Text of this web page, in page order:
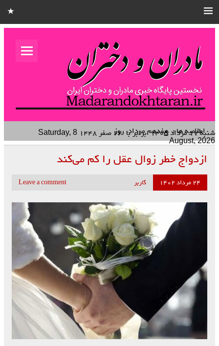
مادران و
اطلاعیه ها : هفدهم مرداد، روز پاسداشت صاحبا شنبه ۱۷ مرداد ۱۴۰۵ برابر با ۲۴ صفر ۱۴۴۸
Saturday, 8
August, 2026
ازدواج خطر زوال عقل را کم می‌کند
۲۴ مرداد ۱۴۰۲ کاربر Leave a comment